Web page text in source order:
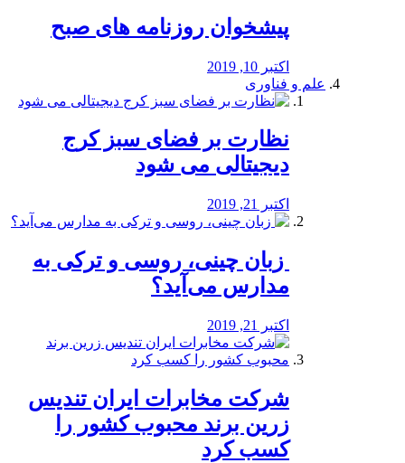
پیشخوان روزنامه های صبح
اکتبر 10, 2019
علم و فناوری
نظارت بر فضای سبز کرج
دیجیتالی می شود
اکتبر 21, 2019
️ زبان چینی، روسی و ترکی به
مدارس می‌آید؟
اکتبر 21, 2019
شرکت مخابرات ایران تندیس
زرین برند محبوب کشور را
کسب کرد